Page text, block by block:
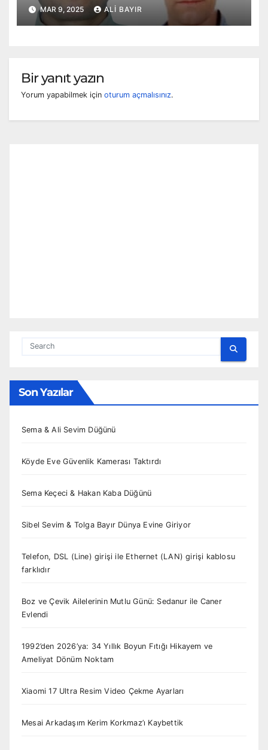
MAR 9, 2025 ALI BAYIR
Bir yanıt yazın
Yorum yapabilmek için oturum açmalısınız.
Son Yazılar
Sema & Ali Sevim Düğünü
Köyde Eve Güvenlik Kamerası Taktırdı
Sema Keçeci & Hakan Kaba Düğünü
Sibel Sevim & Tolga Bayır Dünya Evine Giriyor
Telefon, DSL (Line) girişi ile Ethernet (LAN) girişi kablosu
farklıdır
Boz ve Çevik Ailelerinin Mutlu Günü: Sedanur ile Caner
Evlendi
1992’den 2026’ya: 34 Yıllık Boyun Fıtığı Hikayem ve
Ameliyat Dönüm Noktam
Xiaomi 17 Ultra Resim Video Çekme Ayarları
Mesai Arkadaşım Kerim Korkmaz’ı Kaybettik